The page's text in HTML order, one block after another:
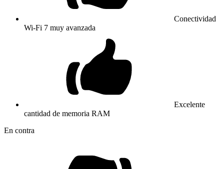
Conectividad
Wi-Fi 7 muy avanzada
Excelente
cantidad de memoria RAM
En contra